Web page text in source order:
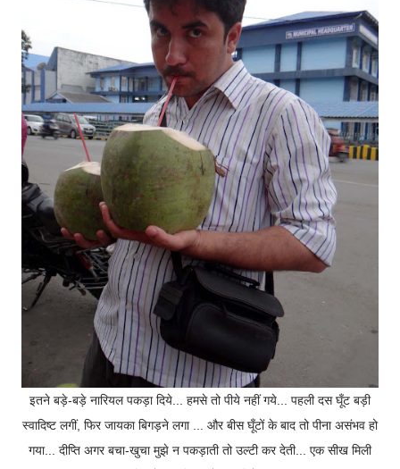
इतने बड़े-बड़े नारियल पकड़ा दिये... हमसे तो पीये नहीं गये... पहली दस घूँट बड़ी
स्वादिष्ट लगीं, फिर जायका बिगड़ने लगा ... और बीस घूँटों के बाद तो पीना असंभव हो
गया... दीप्ति अगर बचा-खुचा मुझे न पकड़ाती तो उल्टी कर देती... एक सीख मिली